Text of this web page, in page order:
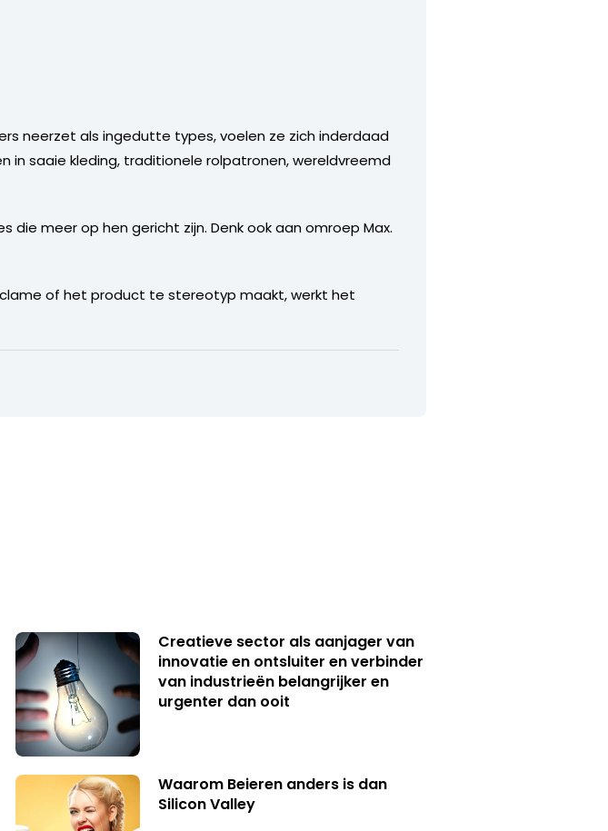
neerzet als ingedutte types, voelen ze zich inderdaad
in saaie kleding, traditionele rolpatronen, wereldvreemd
meer op hen gericht zijn. Denk ook aan omroep Max.
of het product te stereotyp maakt, werkt het
Creatieve sector als aanjager van
innovatie en ontsluiter en verbinder
van industrieën belangrijker en
urgenter dan ooit
Waarom Beieren anders is dan
Silicon Valley